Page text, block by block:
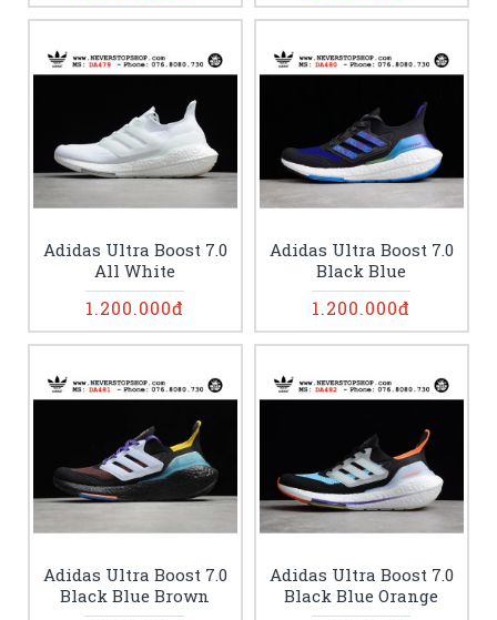
Adidas Ultra Boost 7.0
All White
1.200.000đ
Adidas Ultra Boost 7.0
Black Blue
1.200.000đ
Adidas Ultra Boost 7.0
Black Blue Brown
Adidas Ultra Boost 7.0
Black Blue Orange